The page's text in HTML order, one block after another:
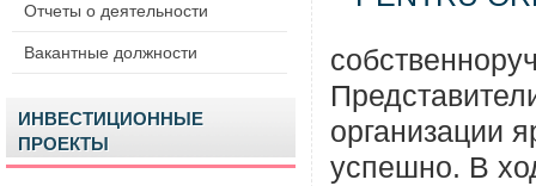
Отчеты о деятельности
Вакантные должности
ИНВЕСТИЦИОННЫЕ
ПРОЕКТЫ
организации
успешно. В